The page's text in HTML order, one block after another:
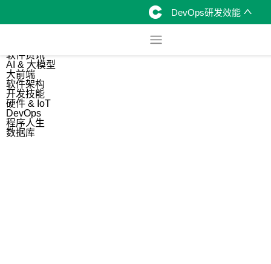
DevOps研发效能
软件资讯
AI & 大模型
大前端
软件架构
开发技能
硬件 & IoT
DevOps
程序人生
数据库